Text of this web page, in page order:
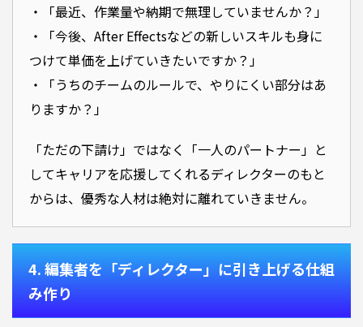
・「最近、作業量や納期で無理していませんか？」
・「今後、After Effectsなどの新しいスキルも身に
つけて単価を上げていきたいですか？」
・「うちのチームのルールで、やりにくい部分はあ
りますか？」
「ただの下請け」ではなく「一人のパートナー」と
してキャリアを応援してくれるディレクターのもと
からは、優秀な人材は絶対に離れていきません。
4. 編集者を「ディレクター」に引き上げる仕組
み作り